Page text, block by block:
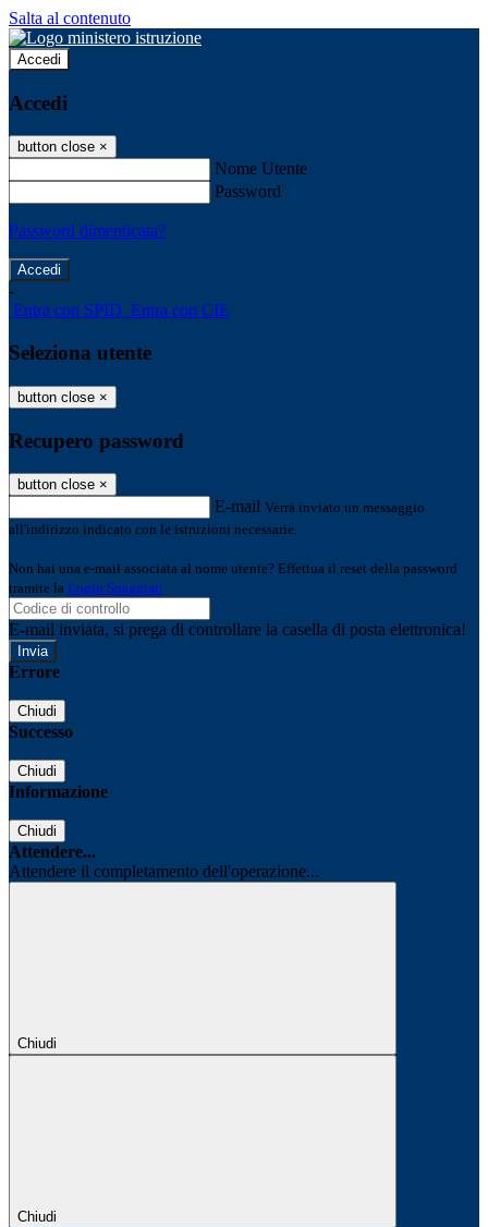
Salta al contenuto
Accedi
Accedi
button close ×
Nome Utente
Password
Password dimenticata?
-
Entra con SPID Entra con CIE
Seleziona utente
button close ×
Recupero password
button close ×
E-mail Verrà inviato un messaggio
all'indirizzo indicato con le istruzioni necessarie.
Non hai una e-mail associata al nome utente? Effettua il reset della password
tramite la Login Spaggiari
E-mail inviata, si prega di controllare la casella di posta elettronica!
Errore
Chiudi
Successo
Chiudi
Informazione
Chiudi
Attendere...
Attendere il completamento dell'operazione...
Chiudi
Chiudi